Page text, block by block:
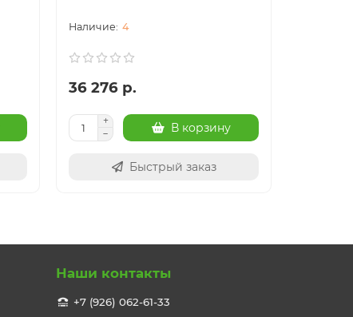
4
36 276 р.
В корзину
Быстрый заказ
Наши контакты
+7 (926) 062-61-33